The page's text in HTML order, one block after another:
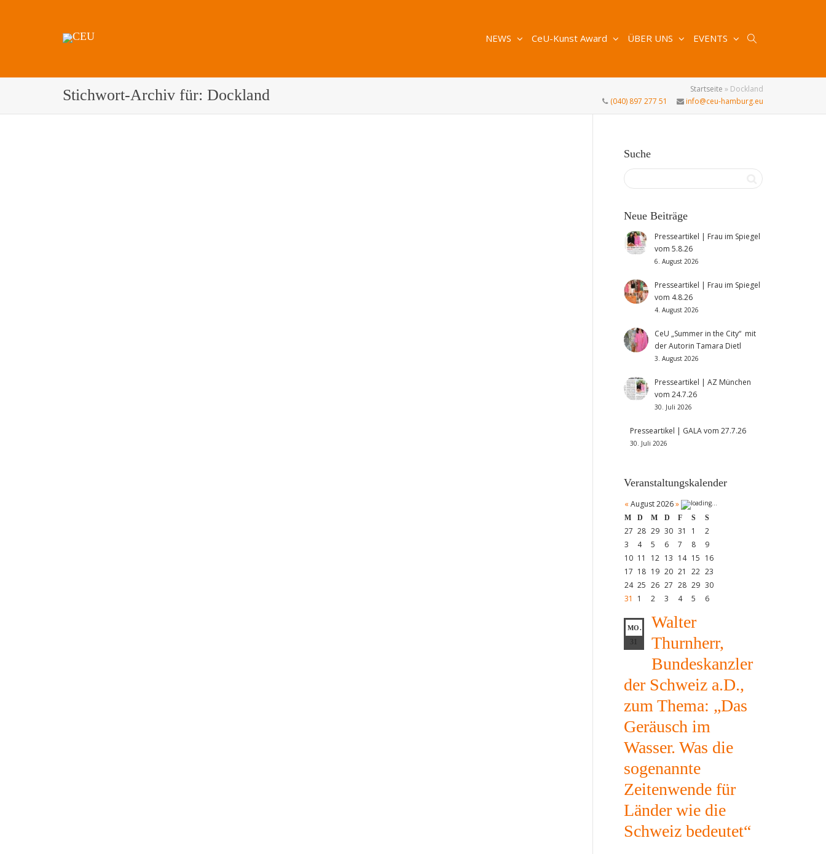
NEWS CeU-Kunst Award ÜBER UNS EVENTS
Stichwort-Archiv für: Dockland Startseite » Dockland
(040) 897 277 51
info@ceu-hamburg.eu
Suche
Neue Beiträge
Presseartikel | Frau im Spiegel
vom 5.8.26
6. August 2026
Presseartikel | Frau im Spiegel
vom 4.8.26
4. August 2026
CeU „Summer in the City“ mit
der Autorin Tamara Dietl
3. August 2026
Presseartikel | AZ München
vom 24.7.26
30. Juli 2026
Presseartikel | GALA vom 27.7.26
30. Juli 2026
Veranstaltungskalender
« August 2026 »
M D M D F S S
27 28 29 30 31 1
2
3
4 5 6 7 8
9
10 11 12 13 14 15 16
17 18 19 20 21 22 23
24 25 26 27 28 29 30
31
1 2 3 4 5 6
MO.
Walter
Thurnherr,
Bundeskanzler
der Schweiz a.D.,
zum Thema: „Das
Geräusch im
Wasser. Was die
sogenannte
Zeitenwende für
Länder wie die
Schweiz bedeutet“